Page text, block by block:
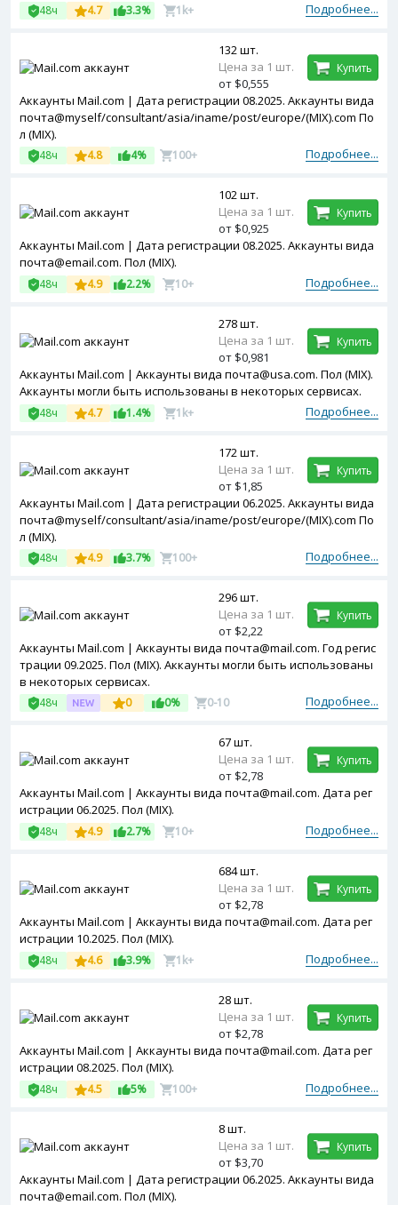
Подробнее...
48ч 4.7 3.3% 1k+
Аккаунты Mail.com | Дата регистрации 08.2025. Аккаунты вида
почта@myself/consultant/asia/iname/post/europe/(MIX).com По
л (MIX).
Подробнее...
48ч 4.8 4% 100+
132 шт.
Цена за 1 шт.
от $0,555
Купить
Аккаунты Mail.com | Дата регистрации 08.2025. Аккаунты вида
почта@email.com. Пол (MIX).
Подробнее...
48ч 4.9 2.2% 10+
102 шт.
Цена за 1 шт.
от $0,925
Купить
Аккаунты Mail.com | Аккаунты вида почта@usa.com. Пол (MIX).
Аккаунты могли быть использованы в некоторых сервисах.
Подробнее...
48ч 4.7 1.4% 1k+
278 шт.
Цена за 1 шт.
от $0,981
Купить
Аккаунты Mail.com | Дата регистрации 06.2025. Аккаунты вида
почта@myself/consultant/asia/iname/post/europe/(MIX).com По
л (MIX).
Подробнее...
48ч 4.9 3.7% 100+
172 шт.
Цена за 1 шт.
от $1,85
Купить
Аккаунты Mail.com | Аккаунты вида почта@mail.com. Год регис
трации 09.2025. Пол (MIX). Аккаунты могли быть использованы
в некоторых сервисах.
Подробнее...
48ч 0 0% 0-10
296 шт.
Цена за 1 шт.
от $2,22
Купить
Аккаунты Mail.com | Аккаунты вида почта@mail.com. Дата рег
истрации 06.2025. Пол (MIX).
Подробнее...
48ч 4.9 2.7% 10+
67 шт.
Цена за 1 шт.
от $2,78
Купить
Аккаунты Mail.com | Аккаунты вида почта@mail.com. Дата рег
истрации 10.2025. Пол (MIX).
Подробнее...
48ч 4.6 3.9% 1k+
684 шт.
Цена за 1 шт.
от $2,78
Купить
Аккаунты Mail.com | Аккаунты вида почта@mail.com. Дата рег
истрации 08.2025. Пол (MIX).
Подробнее...
48ч 4.5 5% 100+
28 шт.
Цена за 1 шт.
от $2,78
Купить
Аккаунты Mail.com | Дата регистрации 06.2025. Аккаунты вида
почта@email.com. Пол (MIX).
8 шт.
Цена за 1 шт.
от $3,70
Купить